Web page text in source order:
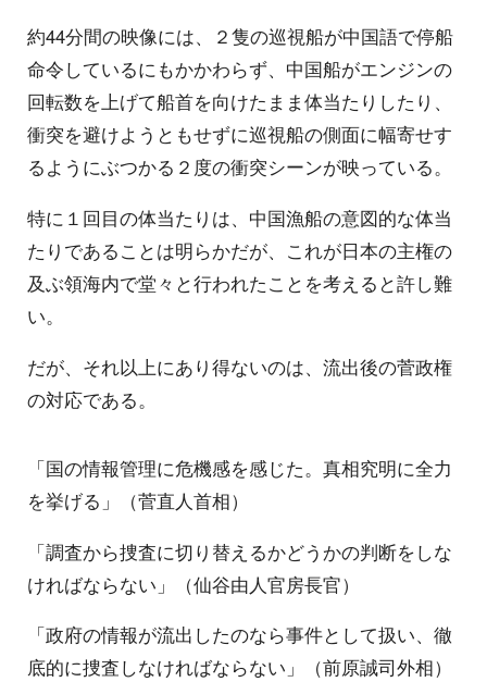
約44分間の映像には、２隻の巡視船が中国語で停船
命令しているにもかかわらず、中国船がエンジンの
回転数を上げて船首を向けたまま体当たりしたり、
衝突を避けようともせずに巡視船の側面に幅寄せす
るようにぶつかる２度の衝突シーンが映っている。
特に１回目の体当たりは、中国漁船の意図的な体当
たりであることは明らかだが、これが日本の主権の
及ぶ領海内で堂々と行われたことを考えると許し難
い。
だが、それ以上にあり得ないのは、流出後の菅政権
の対応である。
「国の情報管理に危機感を感じた。真相究明に全力
を挙げる」（菅直人首相）
「調査から捜査に切り替えるかどうかの判断をしな
ければならない」（仙谷由人官房長官）
「政府の情報が流出したのなら事件として扱い、徹
底的に捜査しなければならない」（前原誠司外相）